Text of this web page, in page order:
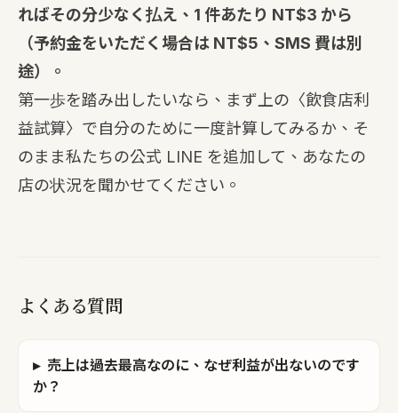
ればその分少なく払え、1 件あたり NT$3 から
（予約金をいただく場合は NT$5、SMS 費は別
途）。
第一歩を踏み出したいなら、まず上の〈飲食店利
益試算〉で自分のために一度計算してみるか、そ
のまま私たちの公式 LINE を追加 して、あなたの
店の状況を聞かせてください。
よくある質問
▸ 売上は過去最高なのに、なぜ利益が出ないのです
か？